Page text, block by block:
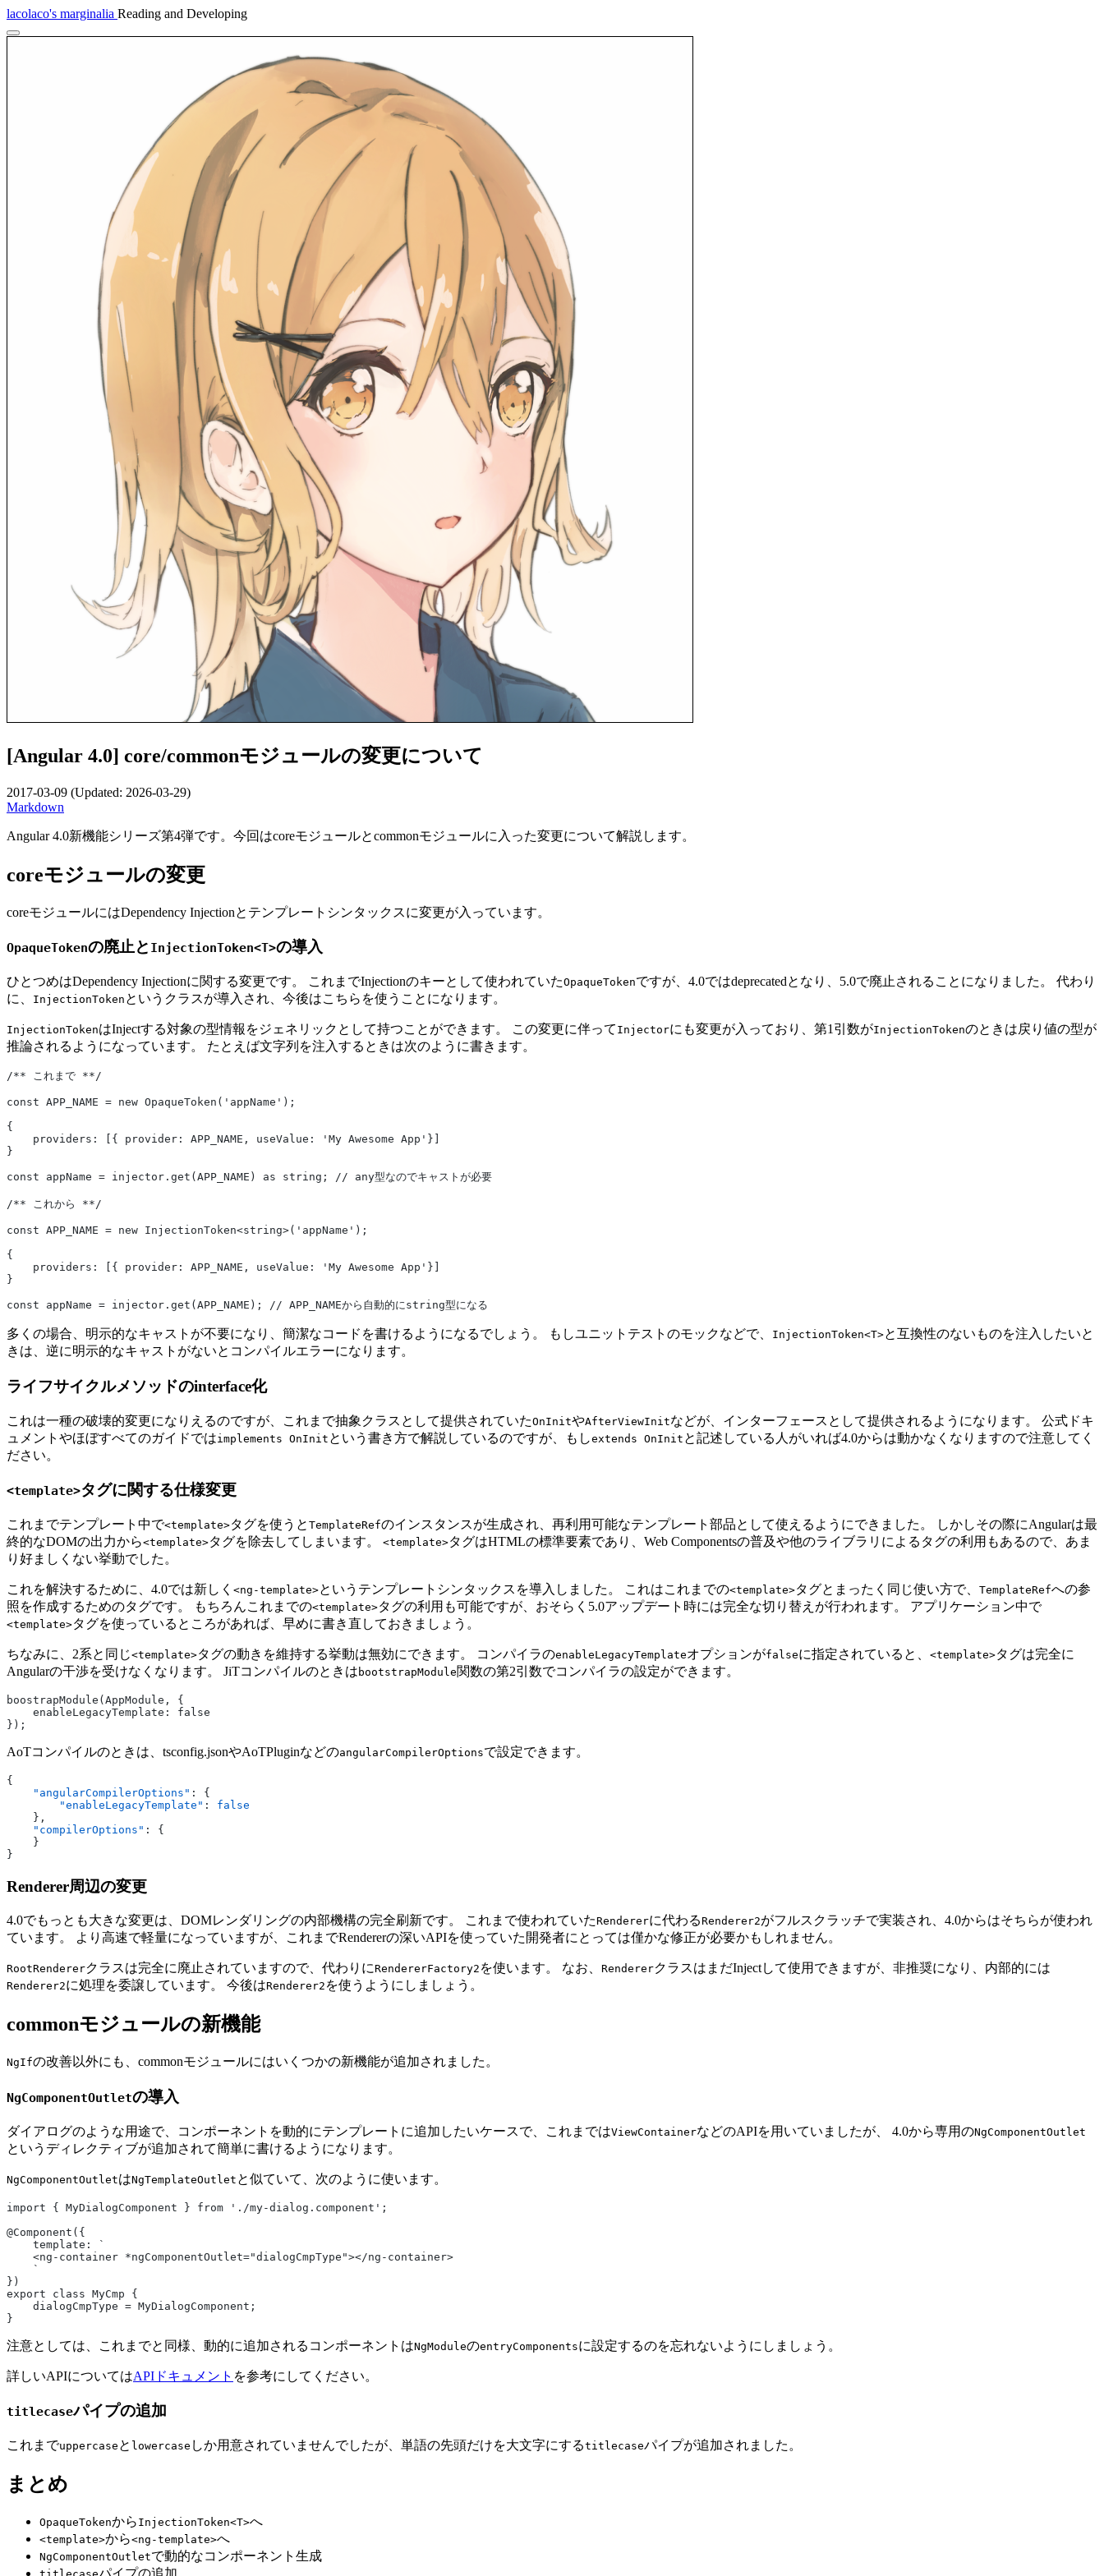
lacolaco's marginalia Reading and Developing
[Angular 4.0] core/commonモジュールの変更について
2017-03-09 (Updated: 2026-03-29)
Markdown
Angular 4.0新機能シリーズ第4弾です。今回はcoreモジュールとcommonモジュールに入った変更について解説します。
coreモジュールの変更
coreモジュールにはDependency Injectionとテンプレートシンタックスに変更が入っています。
OpaqueTokenの廃止と InjectionToken<T>の導入
ひとつめはDependency Injectionに関する変更です。 これまでInjectionのキーとして使われていたOpaqueTokenですが、4.0ではdeprecatedとなり、5.0で廃止されることになりました。 代わり
に、
InjectionToken というクラスが導入され、今後はこちらを使うことになります。
InjectionTokenはInjectする対象の型情報をジェネリックとして持つことができます。 この変更に伴って Injectorにも変更が入っており、第1引数がInjectionTokenのときは戻り値の型が
推論されるようになっています。 たとえば文字列を注入するときは次のように書きます。
/** これまで **/
const APP_NAME = new OpaqueToken('appName');
{
    providers: [{ provider: APP_NAME, useValue: 'My Awesome App'}]
}
const appName = injector.get(APP_NAME) as string; // any型なのでキャストが必要
/** これから **/
const APP_NAME = new InjectionToken<string>('appName');
{
    providers: [{ provider: APP_NAME, useValue: 'My Awesome App'}]
}
const appName = injector.get(APP_NAME); // APP_NAMEから自動的にstring型になる
多くの場合、明示的なキャストが不要になり、簡潔なコードを書けるようになるでしょう。 もしユニットテストのモックなどで、 InjectionToken<T>と互換性のないものを注入したいと
きは、逆に明示的なキャストがないとコンパイルエラーになります。
ライフサイクルメソッドのinterface化
これは一種の破壊的変更になりえるのですが、これまで抽象クラスとして提供されていたOnInitやAfterViewInitなどが、インターフェースとして提供されるようになります。 公式ドキ
ュメントやほぼすべてのガイドではimplements OnInit という書き方で解説しているのですが、もしextends OnInit と記述している人がいれば4.0からは動かなくなりますので注意してく
ださい。
<template>タグに関する仕様変更
これまでテンプレート中で<template>タグを使うと TemplateRefのインスタンスが生成され、再利用可能なテンプレート部品として使えるようにできました。 しかしその際にAngularは最
終的なDOMの出力から<template>タグを除去してしまいます。 <template>タグはHTMLの標準要素であり、Web Componentsの普及や他のライブラリによるタグの利用もあるので、あま
り好ましくない挙動でした。
これを解決するために、4.0では新しく <ng-template>というテンプレートシンタックスを導入しました。 これはこれまでの<template>タグとまったく同じ使い方で、 TemplateRefへの参
照を作成するためのタグです。 もちろんこれまでの<template>タグの利用も可能ですが、おそらく5.0アップデート時には完全な切り替えが行われます。 アプリケーション中で
<template>タグを使っているところがあれば、早めに書き直しておきましょう。
ちなみに、2系と同じ<template>タグの動きを維持する挙動は無効にできます。 コンパイラのenableLegacyTemplateオプションがfalseに指定されていると、 <template>タグは完全に
Angularの干渉を受けなくなります。 JiTコンパイルのときは bootstrapModule関数の第2引数でコンパイラの設定ができます。
boostrapModule(AppModule, {
    enableLegacyTemplate: false
});
AoTコンパイルのときは、tsconfig.jsonやAoTPluginなどのangularCompilerOptionsで設定できます。
{
    "angularCompilerOptions"
: {
        "enableLegacyTemplate"
: false
    },
    "compilerOptions"
: {
    }
}
Renderer周辺の変更
4.0でもっとも大きな変更は、DOMレンダリングの内部機構の完全刷新です。 これまで使われていたRendererに代わるRenderer2がフルスクラッチで実装され、4.0からはそちらが使われ
ています。 より高速で軽量になっていますが、これまでRendererの深いAPIを使っていた開発者にとっては僅かな修正が必要かもしれません。
RootRendererクラスは完全に廃止されていますので、代わりにRendererFactory2 を使います。 なお、 RendererクラスはまだInjectして使用できますが、非推奨になり、内部的には
Renderer2に処理を委譲しています。 今後はRenderer2 を使うようにしましょう。
commonモジュールの新機能
NgIfの改善以外にも、commonモジュールにはいくつかの新機能が追加されました。
NgComponentOutletの導入
ダイアログのような用途で、コンポーネントを動的にテンプレートに追加したいケースで、これまではViewContainerなどのAPIを用いていましたが、 4.0から専用のNgComponentOutlet
というディレクティブが追加されて簡単に書けるようになります。
NgComponentOutletはNgTemplateOutlet と似ていて、次のように使います。
import { MyDialogComponent } from './my-dialog.component';
@Component({
    template: `
    <ng-container *ngComponentOutlet="dialogCmpType"></ng-container>
    `
})
export class MyCmp {
    dialogCmpType = MyDialogComponent;
}
注意としては、これまでと同様、動的に追加されるコンポーネントはNgModuleのentryComponentsに設定するのを忘れないようにしましょう。
詳しいAPIについてはAPIドキュメント を参考にしてください。
titlecaseパイプの追加
これまでuppercase と lowercase しか用意されていませんでしたが、単語の先頭だけを大文字にするtitlecaseパイプが追加されました。
まとめ
OpaqueTokenから InjectionToken<T>へ
<template>から<ng-template>へ
NgComponentOutletで動的なコンポーネント生成
パイプの追加